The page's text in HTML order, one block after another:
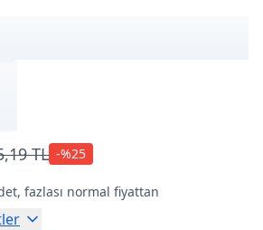
TL -%25
fazlası normal fiyattan